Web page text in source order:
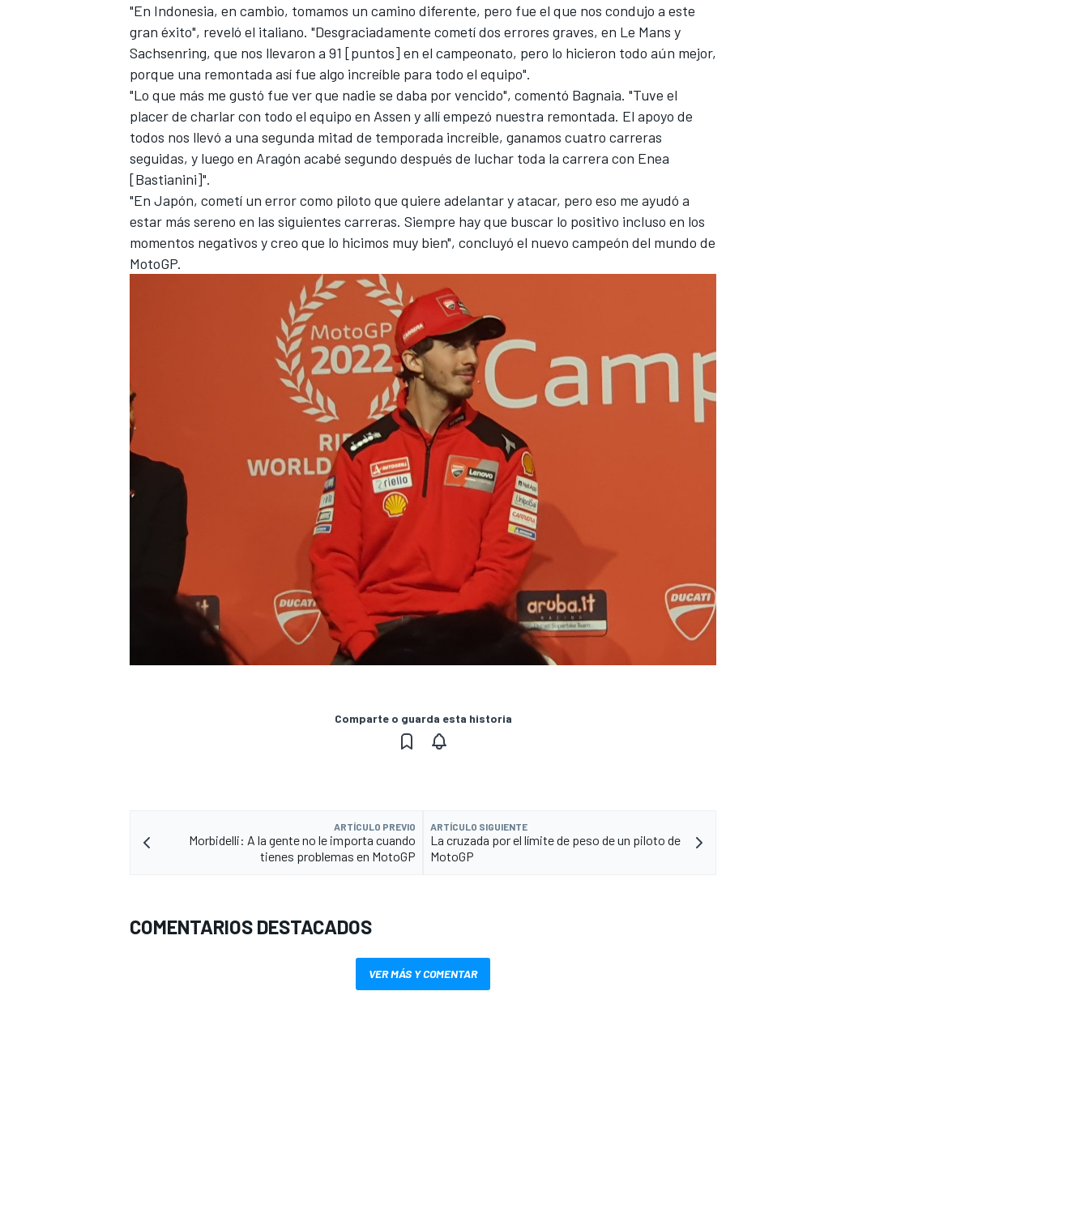
"En Indonesia, en cambio, tomamos un camino diferente, pero fue el que nos condujo a este
gran éxito", reveló el italiano. "Desgraciadamente cometí dos errores graves, en Le Mans y
Sachsenring, que nos llevaron a 91 [puntos] en el campeonato, pero lo hicieron todo aún mejor,
porque una remontada así fue algo increíble para todo el equipo".
"Lo que más me gustó fue ver que nadie se daba por vencido", comentó Bagnaia. "Tuve el
placer de charlar con todo el equipo en Assen y allí empezó nuestra remontada. El apoyo de
todos nos llevó a una segunda mitad de temporada increíble, ganamos cuatro carreras
seguidas, y luego en Aragón acabé segundo después de luchar toda la carrera con Enea
[Bastianini]".
"En Japón, cometí un error como piloto que quiere adelantar y atacar, pero eso me ayudó a
estar más sereno en las siguientes carreras. Siempre hay que buscar lo positivo incluso en los
momentos negativos y creo que lo hicimos muy bien", concluyó el nuevo campeón del mundo de
MotoGP.
Comparte o guarda esta historia
ARTÍCULO PREVIO
Morbidelli: A la gente no le importa cuando
tienes problemas en MotoGP
ARTÍCULO SIGUIENTE
La cruzada por el límite de peso de un piloto de
MotoGP
COMENTARIOS DESTACADOS
VER MÁS Y COMENTAR